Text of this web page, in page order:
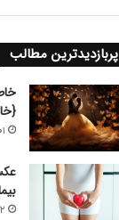
پربازدیدترین مطالب
۰۱
۰۲